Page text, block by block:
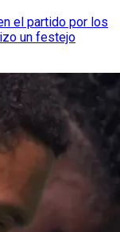
el partido por los
un festejo